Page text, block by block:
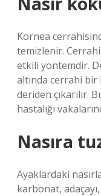
Kornea
temizlenir.
etkili yöntemdir.
altında cerrahi
deriden çıkarılır.
hastalığı
Nasıra
Ayaklardaki
karbonat,